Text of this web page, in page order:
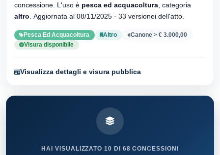
concessione. L'uso è pesca ed acquacoltura , categoria
altro
. Aggiornata al 08/11/2025 · 33 versionei dell'atto.
Pesca Ed Acquacoltura Altro
Canone > € 3.000,00
Visura disponibile
Visualizza dettagli e visura pubblica
HAI VISUALIZZATO 10 DI 68 CONCESSIONI